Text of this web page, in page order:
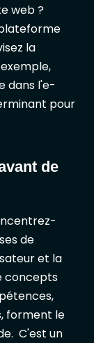
web ?
la
dans l'e-
pour
de
de
et la
concepts
forment le
C'est un